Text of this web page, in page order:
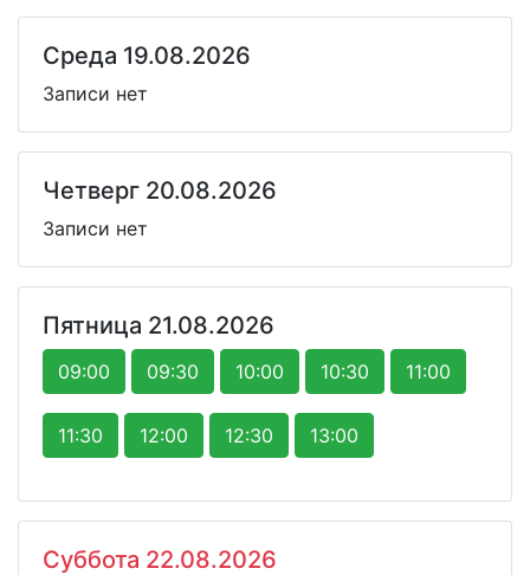
Среда 19.08.2026
Записи нет
Четверг 20.08.2026
Записи нет
Пятница 21.08.2026
09:00 09:30 10:00 10:30 11:00
11:30 12:00 12:30 13:00
Суббота 22.08.2026